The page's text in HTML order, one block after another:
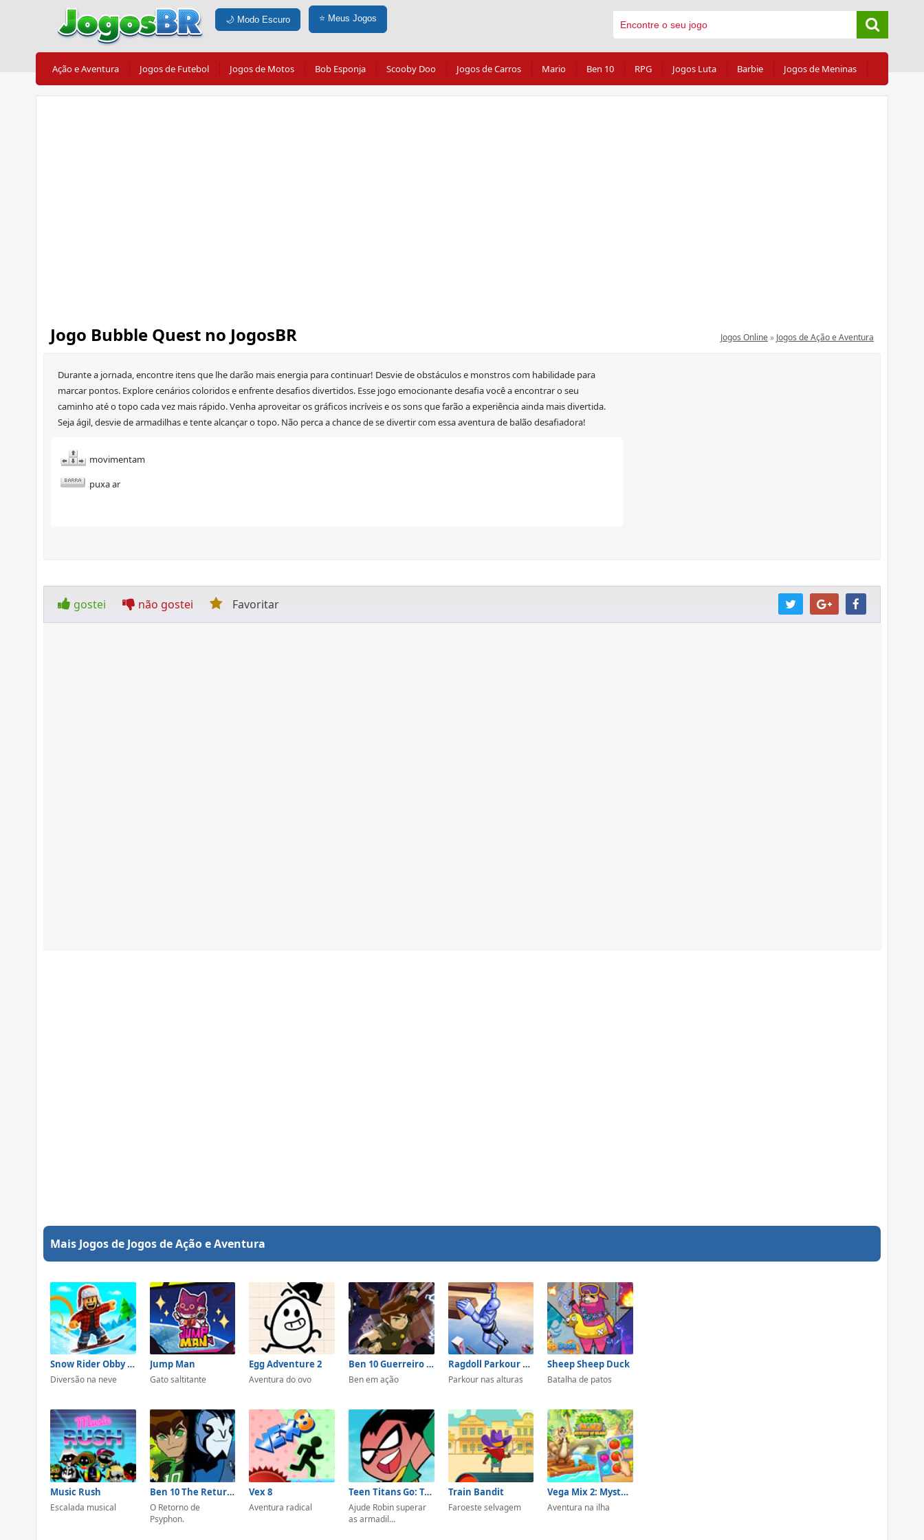
🌙 Modo Escuro ⭐ Meus Jogos
Ação e Aventura Jogos de Futebol Jogos de Motos Bob Esponja Scooby Doo Jogos de Carros Mario Ben 10 RPG Jogos Luta Barbie Jogos de Meninas
Jogo Bubble Quest no JogosBR Jogos Online» Jogos de Ação e Aventura
Durante a jornada, encontre itens que lhe darão mais energia para continuar! Desvie de obstáculos e monstros com habilidade para
marcar pontos. Explore cenários coloridos e enfrente desafios divertidos. Esse jogo emocionante desafia você a encontrar o seu
caminho até o topo cada vez mais rápido. Venha aproveitar os gráficos incríveis e os sons que farão a experiência ainda mais divertida.
Seja ágil, desvie de armadilhas e tente alcançar o topo. Não perca a chance de se divertir com essa aventura de balão desafiadora!
movimentam
puxa ar
gostei não gostei Favoritar
Mais Jogos de Jogos de Ação e Aventura
Snow Rider Obby Parkour
Diversão na neve
Jump Man
Gato saltitante
Egg Adventure 2
Aventura do ovo
Ben 10 Guerreiro Samurai
Ben em ação
Ragdoll Parkour Simulator
Parkour nas alturas
Sheep Sheep Duck
Batalha de patos
Music Rush
Escalada musical
Ben 10 The Return Of Psyphon
O Retorno de
Psyphon.
Vex 8
Aventura radical
Teen Titans Go: Tower Lockdown
Ajude Robin superar
as armadil...
Train Bandit
Faroeste selvagem
Vega Mix 2: Mystery of Island
Aventura na ilha